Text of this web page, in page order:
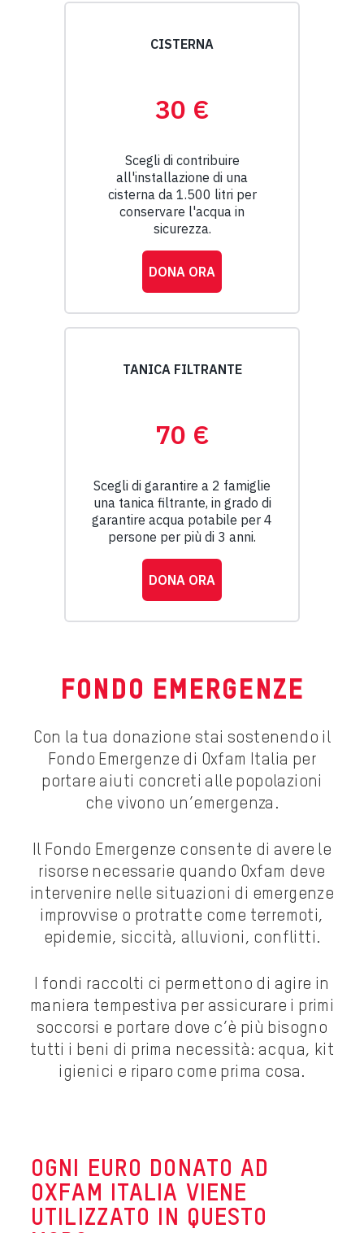
FONDO EMERGENZE
Con la tua donazione stai sostenendo il
Fondo Emergenze di Oxfam Italia per
portare aiuti concreti alle popolazioni
che vivono un’emergenza.
Il Fondo Emergenze consente di avere le
risorse necessarie quando Oxfam deve
intervenire nelle situazioni di emergenze
improvvise o protratte come terremoti,
epidemie, siccità, alluvioni, conflitti.
I fondi raccolti ci permettono di agire in
maniera tempestiva per assicurare i primi
soccorsi e portare dove c’è più bisogno
tutti i beni di prima necessità: acqua, kit
igienici e riparo come prima cosa.
OGNI EURO DONATO AD
OXFAM ITALIA VIENE
UTILIZZATO IN QUESTO